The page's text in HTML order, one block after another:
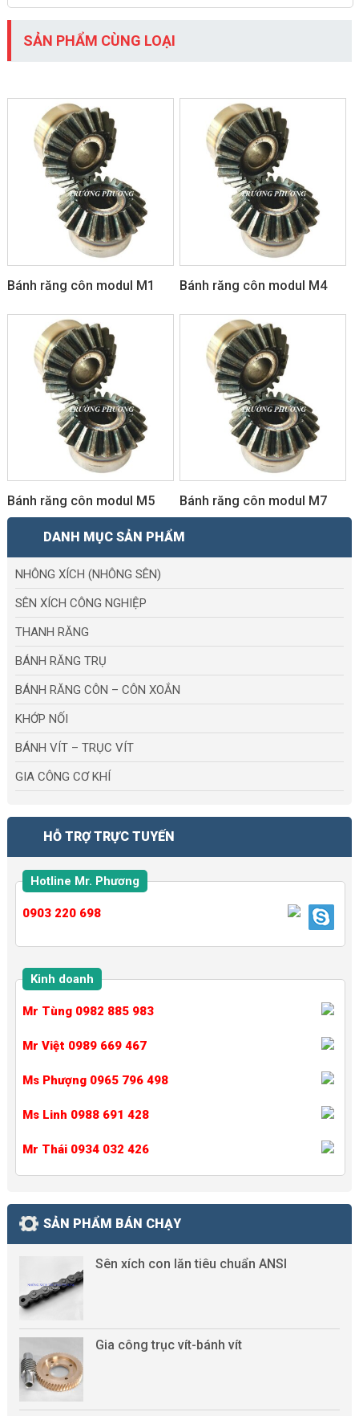
SẢN PHẨM CÙNG LOẠI
Bánh răng côn modul M1 Bánh răng côn modul M4
Bánh răng côn modul M5 Bánh răng côn modul M7
DANH MỤC SẢN PHẨM
NHÔNG XÍCH (NHÔNG SÊN)
SÊN XÍCH CÔNG NGHIỆP
THANH RĂNG
BÁNH RĂNG TRỤ
BÁNH RĂNG CÔN – CÔN XOẮN
KHỚP NỐI
BÁNH VÍT – TRỤC VÍT
GIA CÔNG CƠ KHÍ
HỖ TRỢ TRỰC TUYẾN
Hotline Mr. Phương
0903 220 698
Kinh doanh
Mr Tùng 0982 885 983
Mr Việt 0989 669 467
Ms Phượng 0965 796 498
Ms Linh 0988 691 428
Mr Thái 0934 032 426
SẢN PHẨM BÁN CHẠY
Sên xích con lăn tiêu chuẩn ANSI
Gia công trục vít-bánh vít